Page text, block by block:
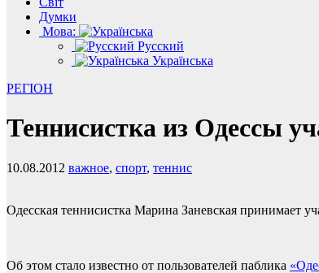
Думки
Мова:
Русский
Українська
РЕГІОН
Теннисистка из Одессы
10.08.2012 важное, спорт, теннис
Одесская теннисистка Марина Заневская принимает
Об этом стало известно от пользователей паблика